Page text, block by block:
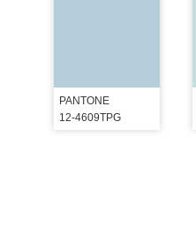
PANTONE
12-4609TPG